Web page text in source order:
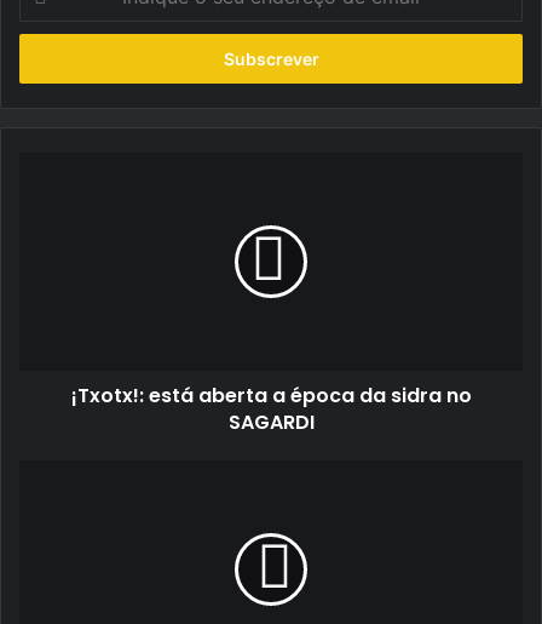
seu
de
¡Txotx!: está aberta a época da sidra no
SAGARDI